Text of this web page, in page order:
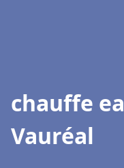
chauffe
Vauréal